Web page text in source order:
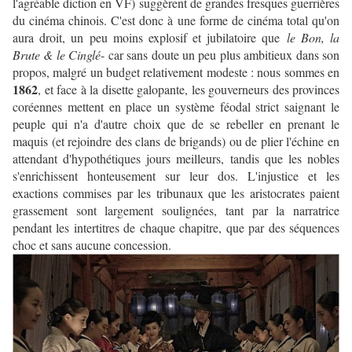
du cinéma chinois. C'est donc à une forme de cinéma total qu'on
aura droit, un peu moins explosif et jubilatoire que le Bon, la
Brute & le Cinglé- car sans doute un peu plus ambitieux dans son
propos, malgré un budget relativement modeste : nous sommes en
1862, et face à la disette galopante, les gouverneurs des provinces
coréennes mettent en place un système féodal strict saignant le
peuple qui n'a d'autre choix que de se rebeller en prenant le
maquis (et rejoindre des clans de brigands) ou de plier l'échine en
attendant d'hypothétiques jours meilleurs, tandis que les nobles
s'enrichissent honteusement sur leur dos. L'injustice et les
exactions commises par les tribunaux que les aristocrates paient
grassement sont largement soulignées, tant par la narratrice
pendant les intertitres de chaque chapitre, que par des séquences
choc et sans aucune concession.